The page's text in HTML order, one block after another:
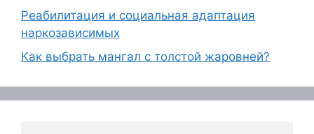
Реабилитация и социальная адаптация
наркозависимых
Как выбрать мангал с толстой жаровней?